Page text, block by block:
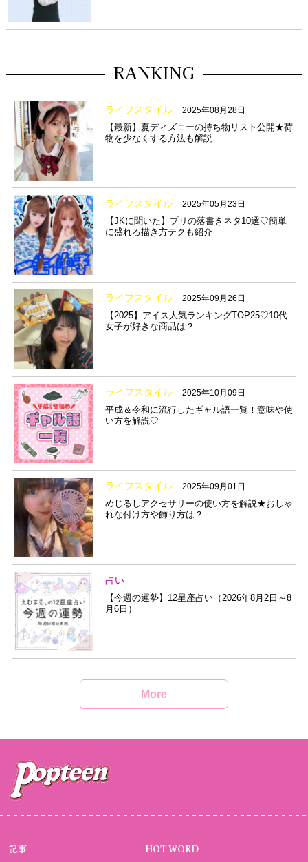
RANKING
ライフスタイル 2025年08月28日
【最新】夏ディズニーの持ち物リスト公開★荷
物を少なくする方法も解説
ライフスタイル 2025年05月23日
【JKに聞いた】プリの落書きネタ10選♡簡単
に盛れる描き方テクも紹介
ライフスタイル 2025年09月26日
【2025】アイス人気ランキングTOP25♡10代
女子が好きな商品は？
ライフスタイル 2025年10月09日
平成＆令和に流行したギャル語一覧！意味や使
い方を解説♡
ライフスタイル 2025年09月01日
めじるしアクセサリーの使い方を解説★おしゃ
れな付け方や飾り方は？
占い
【今週の運勢】12星座占い（2026年8月2日～8
月6日）
More
記事 HOT WORD